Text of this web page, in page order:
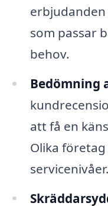
som passar
behov.
Bedömning
att få en
Olika
servicenivåer.